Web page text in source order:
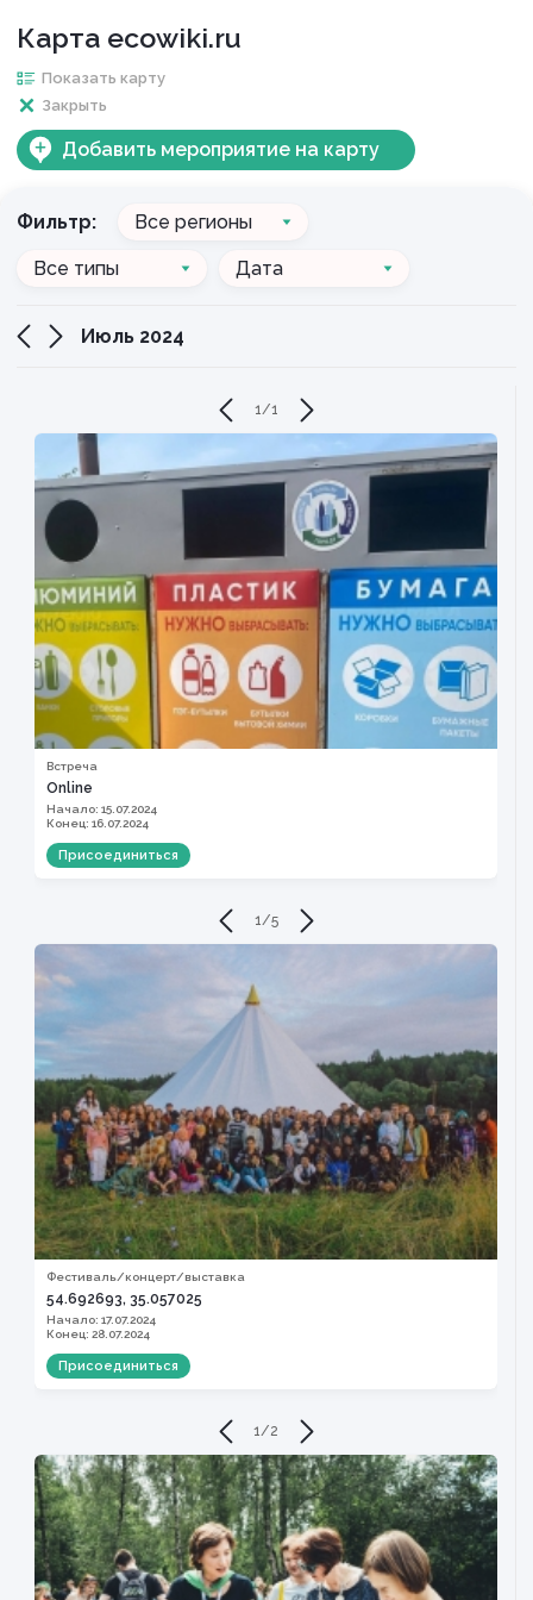
Карта ecowiki.ru
Показать карту
Закрыть
Добавить мероприятие на карту
Фильтр: Все регионы
Все типы Дата
Июль 2024
1 /1
Встреча
Online
Начало: 15.07.2024
Конец: 16.07.2024
Присоединиться
1 /5
Фестиваль/концерт/выставка
54.692693, 35.057025
Начало: 17.07.2024
Конец: 28.07.2024
Присоединиться
1 /2